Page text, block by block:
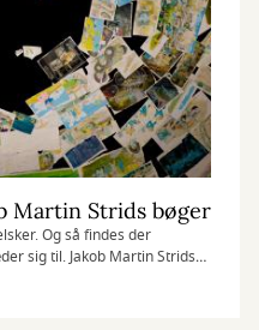
Martin Strids bøger
Og så findes der
sig til. Jakob Martin Strids